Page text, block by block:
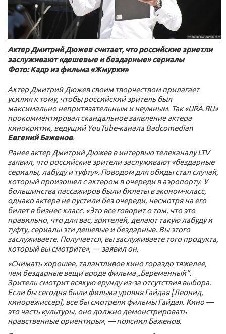
Актер Дмитрий Дюжев считает, что российские зриетли
заслуживают «дешевые и бездарные» сериалы
Фото: Кадр из фильма «Жмурки»
Актер Дмитрий Дюжев своим творчеством прилагает
усилия к тому, чтобы российский зритель был
максимально непритязательным и неумным. Так «URA.RU»
прокомментировал скандальное заявление актера
кинокритик, ведущий YouTube-канала Badcomedian
Евгений Баженов.
Ранее актер Дмитрий Дюжев в интервью телеканалу LTV
заявил, что российские зрители заслуживают «бездарные
сериалы, лабуду и туфту». Поводом для обиды стал случай,
который произошел с актером в очереди в аэропорту. У
большинства пассажиров были билеты в эконом-класс,
однако актера не пустили без очереди, несмотря на его
билет в бизнес-класс. «Это все говорит о том, что это
правильно, что для вас, зрителей, делают такую лабуду и
туфту, сериалы эти дешевые и бездарные. Вы этого
заслуживаете. Получается, вы заслуживаете того продукта,
который вы смотрите», — заявил он.
«Снимать хорошее, талантливое кино гораздо тяжелее,
чем бездарные вещи вроде фильма „Беременный“.
Зритель смотрит всякую ерунду из-за отсутствия выбора.
Если бы сегодня были фильма уровня Гайдая [Леонид,
кинорежиссер], все бы смотрели фильмы Гайдая. Кино —
это часть культуры, оно должно демонстрировать
нравственные ориентиры», — пояснил Баженов.